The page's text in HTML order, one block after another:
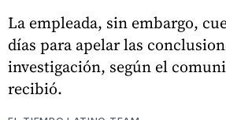
La empleada, sin embargo,
días para apelar las
investigación, según el
recibió.